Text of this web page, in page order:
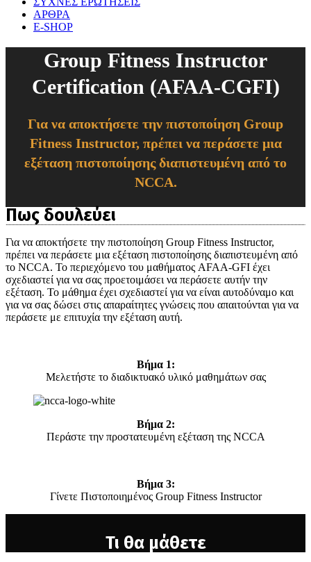
ΑΡΘΡΑ
E-SHOP
Group Fitness Instructor
Certification (AFAA-CGFI)
Για να αποκτήσετε την πιστοποίηση Group
Fitness Instructor, πρέπει να περάσετε μια
εξέταση πιστοποίησης διαπιστευμένη από το
NCCA.
Πως δουλεύει
Για να αποκτήσετε την πιστοποίηση Group Fitness Instructor,
πρέπει να περάσετε μια εξέταση πιστοποίησης διαπιστευμένη από
το NCCA. Το περιεχόμενο του μαθήματος AFAA-GFI έχει
σχεδιαστεί για να σας προετοιμάσει να περάσετε αυτήν την
εξέταση. Το μάθημα έχει σχεδιαστεί για να είναι αυτοδύναμο και
για να σας δώσει στις απαραίτητες γνώσεις που απαιτούνται για να
περάσετε με επιτυχία την εξέταση αυτή.
Βήμα 1:
Μελετήστε το διαδικτυακό υλικό μαθημάτων σας
Βήμα 2:
Περάστε την προστατευμένη εξέταση της NCCA
Βήμα 3:
Γίνετε Πιστοποιημένος Group Fitness Instructor
Τι θα μάθετε